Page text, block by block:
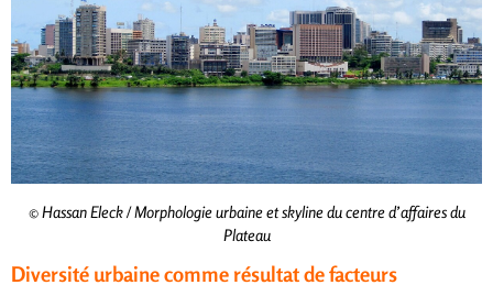
© Hassan Eleck / Morphologie urbaine et skyline du centre d’affaires du
Plateau
Diversité urbaine comme résultat de facteurs